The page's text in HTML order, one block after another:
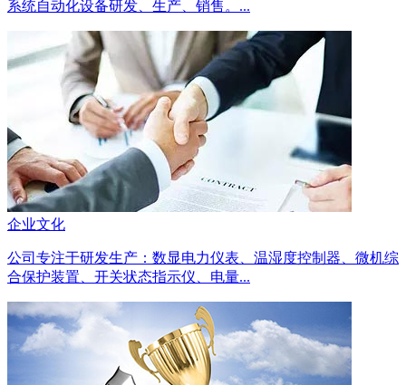
系统自动化设备研发、生产、销售。...
企业文化
公司专注于研发生产：数显电力仪表、温湿度控制器、微机综
合保护装置、开关状态指示仪、电量...